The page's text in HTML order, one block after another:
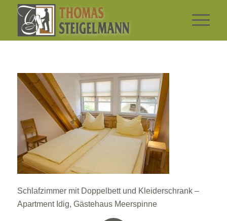
Schlafzimmer mit Doppelbett und Kleiderschrank –
Apartment Idig, Gästehaus Meerspinne